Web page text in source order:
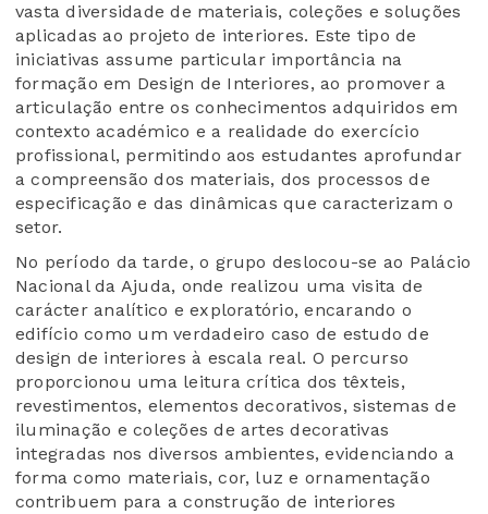
vasta diversidade de materiais, coleções e soluções
aplicadas ao projeto de interiores. Este tipo de
iniciativas assume particular importância na
formação em Design de Interiores, ao promover a
articulação entre os conhecimentos adquiridos em
contexto académico e a realidade do exercício
profissional, permitindo aos estudantes aprofundar
a compreensão dos materiais, dos processos de
especificação e das dinâmicas que caracterizam o
setor.
No período da tarde, o grupo deslocou-se ao Palácio
Nacional da Ajuda, onde realizou uma visita de
carácter analítico e exploratório, encarando o
edifício como um verdadeiro caso de estudo de
design de interiores à escala real. O percurso
proporcionou uma leitura crítica dos têxteis,
revestimentos, elementos decorativos, sistemas de
iluminação e coleções de artes decorativas
integradas nos diversos ambientes, evidenciando a
forma como materiais, cor, luz e ornamentação
contribuem para a construção de interiores